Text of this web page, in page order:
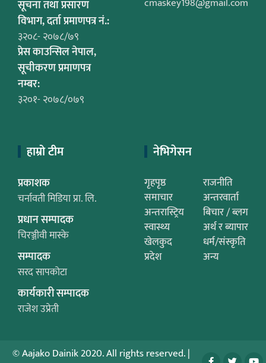
सूचना तथा प्रसारण
विभाग, दर्ता प्रमाणपत्र नं.:
३२०८- २०७८/७९
प्रेस काउन्सिल नेपाल,
सूचीकरण प्रमाणपत्र
नम्बर:
३२०१- २०७८/०७९
हाम्रो टीम
प्रकाशक
चर्नावती मिडिया प्रा. लि.
प्रधान सम्पादक
चिरञ्जीवी मास्के
सम्पादक
सरद सापकोटा
कार्यकारी सम्पादक
राजेश उप्रेती
नेभिगेसन
गृहपृष्ठ
राजनीति
समाचार
अन्तरवार्ता
अन्तरास्ट्रिय
बिचार / ब्लग
स्वास्थ्य
अर्थ र ब्यापार
खेलकुद
धर्म/संस्कृति
प्रदेश
अन्य
© Aajako Dainik 2020. All rights reserved.|